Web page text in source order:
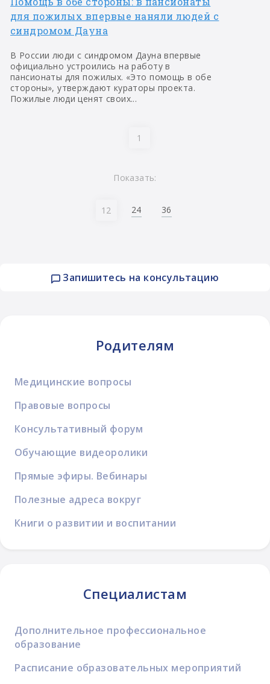
Запишитесь на консультацию
Родителям
Медицинские вопросы
Правовые вопросы
Консультативный форум
Обучающие видеоролики
Прямые эфиры. Вебинары
Полезные адреса вокруг
Книги о развитии и воспитании
Специалистам
Дополнительное профессиональное
образование
Расписание образовательных мероприятий
для пожилых впервые наняли людей с
синдромом Дауна
В России люди с синдромом Дауна впервые
официально устроились на работу в
пансионаты для пожилых. «Это помощь в обе
стороны», утверждают кураторы проекта.
Пожилые люди ценят своих...
Показать:
12 24 36
1